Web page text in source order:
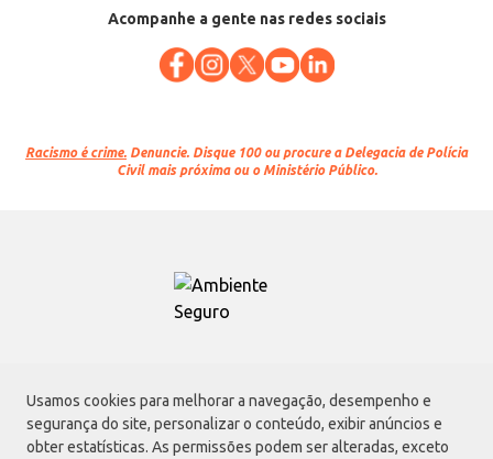
Usamos cookies para melhorar a navegação, desempenho e
segurança do site, personalizar o conteúdo, exibir anúncios e
obter estatísticas. As permissões podem ser alteradas, exceto
Acompanhe a gente nas redes sociais
Racismo é crime. Denuncie. Disque 100 ou procure a Delegacia de Polícia
Civil mais próxima ou o Ministério Público.
Atacadão S.A.
Avenida Morvan Dias de Figueiredo, 6169, Vila Maria, São Paulo - SP | CEP
02170-901 | CNPJ: 75.315.333/0001-09